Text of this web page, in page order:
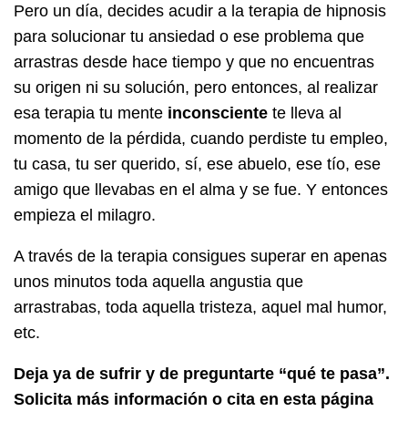
Pero un día, decides acudir a la terapia de hipnosis
para solucionar tu ansiedad o ese problema que
arrastras desde hace tiempo y que no encuentras
su origen ni su solución, pero entonces, al realizar
esa terapia tu mente inconsciente te lleva al
momento de la pérdida, cuando perdiste tu empleo,
tu casa, tu ser querido, sí, ese abuelo, ese tío, ese
amigo que llevabas en el alma y se fue. Y entonces
empieza el milagro.
A través de la terapia consigues superar en apenas
unos minutos toda aquella angustia que
arrastrabas, toda aquella tristeza, aquel mal humor,
etc.
Deja ya de sufrir y de preguntarte “qué te pasa”.
Solicita más información o cita en esta página